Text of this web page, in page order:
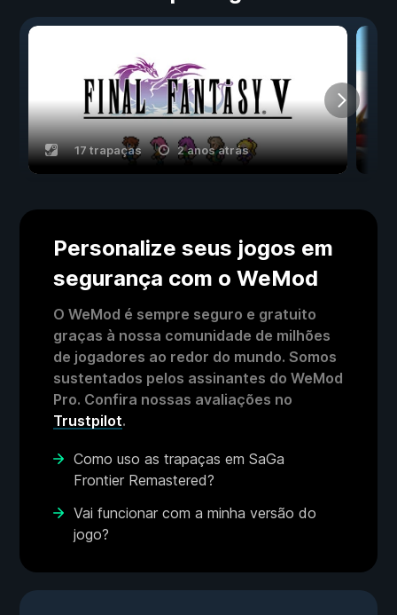
17 trapaças 2 anos atrás
Personalize seus jogos em
segurança com o WeMod
O WeMod é sempre seguro e gratuito
graças à nossa comunidade de milhões
de jogadores ao redor do mundo. Somos
sustentados pelos assinantes do WeMod
Pro. Confira nossas avaliações no
Trustpilot.
Como uso as trapaças em SaGa
Frontier Remastered?
Vai funcionar com a minha versão do
jogo?